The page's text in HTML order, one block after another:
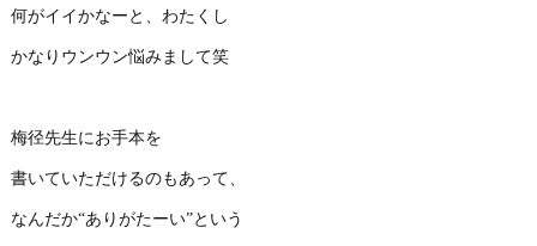
何がイイかなーと、わたくし
かなりウンウン悩みまして笑
梅径先生にお手本を
書いていただけるのもあって、
なんだか“ありがたーい”という